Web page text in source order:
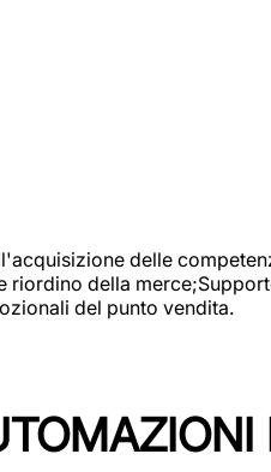
delle
della
del punto vendita.